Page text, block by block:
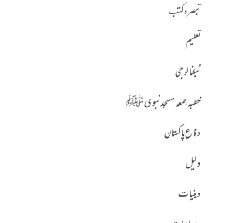
تبصرہ کتب
تعلیم
ٹیکنالوجی
خطبہ جمعہ مسجد نبوی ﷺ
دفاع پاکستان
دلیل
دینیات